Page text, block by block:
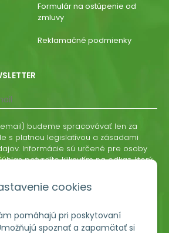
cookies
pomáhajú pri poskytovaní
spoznať a zapamätať si
Formulár na ostúpenie od
zmluvy
Reklamačné podmienky
budeme spracovávať len za
s platnou legislatívou a zásadami
Informácie sú určené pre osoby
potvrdíte kliknutím na odkaz, ktorý
alebo kliknutím na odkaz z
emailu.